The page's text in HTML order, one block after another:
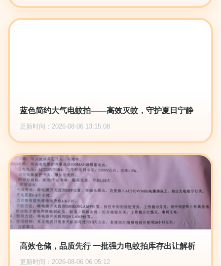
蓝色简约大气电蚊拍——高效灭蚊，守护夏日宁静
更新时间：2026-08-06 13:15:08
高效仓储，品质先行 一批强力电蚊拍库存出让解析
更新时间：2026-08-06 06:05:12